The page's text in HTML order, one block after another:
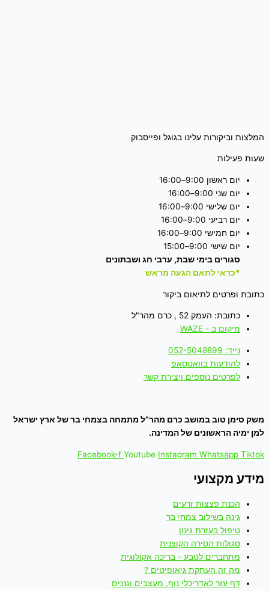
המלצות וביקורות עלינו בגוגל ופייסבוק
שעות פעילות
יום ראשון 9:00–16:00
יום שני 9:00–16:00
יום שלישי 9:00–16:00
יום רביעי 9:00–16:00
יום חמישי 9:00–16:00
יום שישי 9:00–15:00
סגורים בימי שבת, ערבי חג ושבתונים
*כדאי לתאם הגעה מראש
כתובת ופרטים לתיאום ביקור
כתובת: העמק 52 , כרם מהר"ל
מיקום ב - WAZE
נייד: 052-5048899
להודעות בוואטסאפ
לפרטים נוספים ויצירת קשר
משק סימן טוב במושב כרם מהר”ל מתמחה בצמחי בר של ארץ ישראל
למן ימיה הראשונים של המדינה.
Facebook-f Youtube Instagram Whatsapp Tiktok
מידע מקצועי
הכנת פצצות זרעים
גינה בשילוב צמחי בר
טיפול בעזרת גינון
סגולות הסירה הקוצנית
מתחברים לטבע - בריכה אקולוגית
מה זה העתקת גיאופיטים ?
דף עזר לאדריכלי נוף, מעצבים וגננים